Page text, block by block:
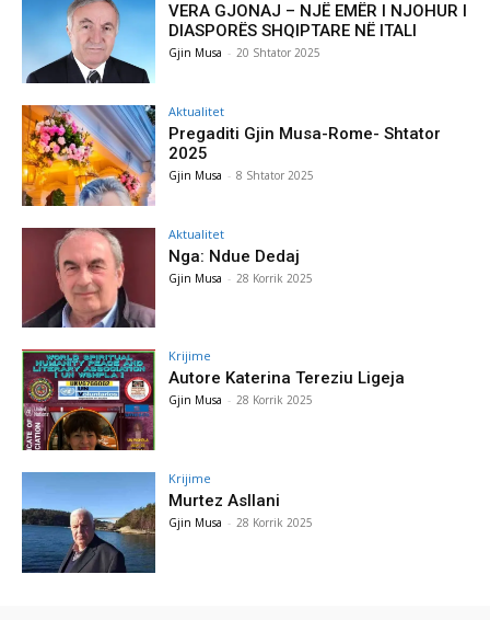
VERA GJONAJ – NJË EMËR I NJOHUR I
DIASPORËS SHQIPTARE NË ITALI
Gjin Musa - 20 Shtator 2025
Aktualitet
Pregaditi Gjin Musa-Rome- Shtator
2025
Gjin Musa - 8 Shtator 2025
Aktualitet
Nga: Ndue Dedaj
Gjin Musa - 28 Korrik 2025
Krijime
Autore Katerina Tereziu Ligeja
Gjin Musa - 28 Korrik 2025
Krijime
Murtez Asllani
Gjin Musa - 28 Korrik 2025